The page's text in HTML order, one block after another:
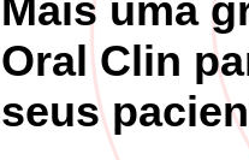
Mais uma
Oral Clin
seus